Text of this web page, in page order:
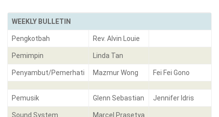
WEEKLY BULLETIN
Pengkotbah Rev. Alvin Louie
Pemimpin Linda Tan
Penyambut/Pemerhati Mazmur Wong Fei Fei Gono
Pemusik Glenn Sebastian Jennifer Idris
Sound System Marcel Prasetya